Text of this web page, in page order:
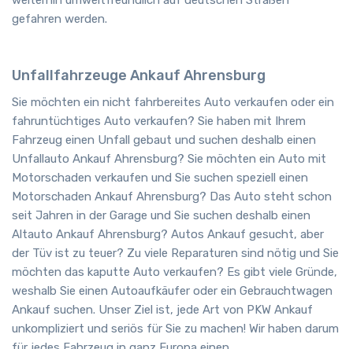
gefahren werden.
Unfallfahrzeuge Ankauf Ahrensburg
Sie möchten ein nicht fahrbereites Auto verkaufen oder ein
fahruntüchtiges Auto verkaufen? Sie haben mit Ihrem
Fahrzeug einen Unfall gebaut und suchen deshalb einen
Unfallauto Ankauf Ahrensburg? Sie möchten ein Auto mit
Motorschaden verkaufen und Sie suchen speziell einen
Motorschaden Ankauf Ahrensburg? Das Auto steht schon
seit Jahren in der Garage und Sie suchen deshalb einen
Altauto Ankauf Ahrensburg? Autos Ankauf gesucht, aber
der Tüv ist zu teuer? Zu viele Reparaturen sind nötig und Sie
möchten das kaputte Auto verkaufen? Es gibt viele Gründe,
weshalb Sie einen Autoaufkäufer oder ein Gebrauchtwagen
Ankauf suchen. Unser Ziel ist, jede Art von PKW Ankauf
unkompliziert und seriös für Sie zu machen! Wir haben darum